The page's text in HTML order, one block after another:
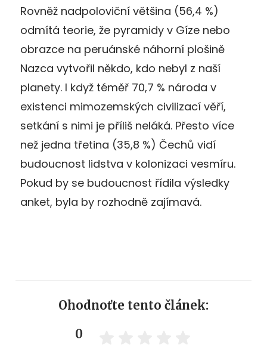
Rovněž nadpoloviční většina (56,4 %)
odmítá teorie, že pyramidy v Gíze nebo
obrazce na peruánské náhorní plošině
Nazca vytvořil někdo, kdo nebyl z naší
planety. I když téměř 70,7 % národa v
existenci mimozemských civilizací věří,
setkání s nimi je příliš neláká. Přesto více
než jedna třetina (35,8 %) Čechů vidí
budoucnost lidstva v kolonizaci vesmíru.
Pokud by se budoucnost řídila výsledky
anket, byla by rozhodně zajímavá.
Ohodnoťte tento článek:
0